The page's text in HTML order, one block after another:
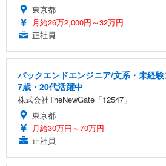
東京都
月給26万2,000円～32万円
正社員
バックエンドエンジニア/文系・未経
7歳・20代活躍中
株式会社TheNewGate「12547」
東京都
月給30万円～70万円
正社員